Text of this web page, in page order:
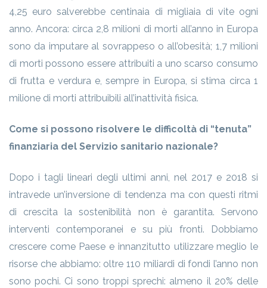
4,25 euro salverebbe centinaia di migliaia di vite ogni
anno. Ancora: circa 2,8 milioni di morti all’anno in Europa
sono da imputare al sovrappeso o all’obesità; 1,7 milioni
di morti possono essere attribuiti a uno scarso consumo
di frutta e verdura e, sempre in Europa, si stima circa 1
milione di morti attribuibili all’inattività fisica.
Come si possono risolvere le difficoltà di “tenuta”
finanziaria del Servizio sanitario nazionale?
Dopo i tagli lineari degli ultimi anni, nel 2017 e 2018 si
intravede un’inversione di tendenza ma con questi ritmi
di crescita la sostenibilità non è garantita. Servono
interventi contemporanei e su più fronti. Dobbiamo
crescere come Paese e innanzitutto utilizzare meglio le
risorse che abbiamo: oltre 110 miliardi di fondi l’anno non
sono pochi. Ci sono troppi sprechi: almeno il 20% delle